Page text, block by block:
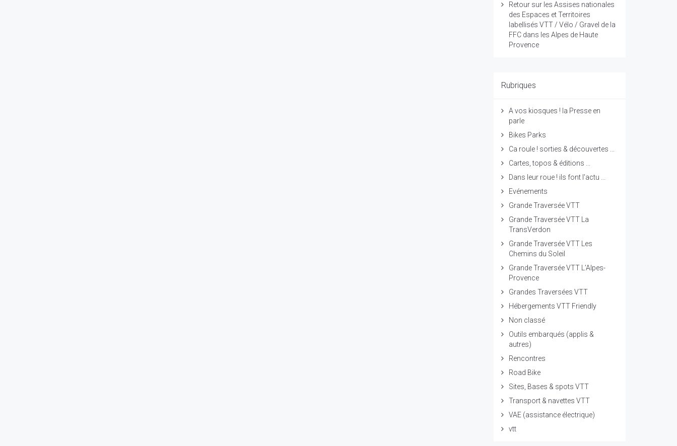
Retour sur les Assises nationales
des Espaces et Territoires
labellisés VTT / Vélo / Gravel de la
FFC dans les Alpes de Haute
Provence
Rubriques
A vos kiosques ! la Presse en
parle
Bikes Parks
Ca roule ! sorties & découvertes ...
Cartes, topos & éditions ...
Dans leur roue ! ils font l'actu ...
Evénements
Grande Traversée VTT
Grande Traversée VTT La
TransVerdon
Grande Traversée VTT Les
Chemins du Soleil
Grande Traversée VTT L’Alpes-
Provence
Grandes Traversées VTT
Hébergements VTT Friendly
Non classé
Outils embarqués (applis &
autres)
Rencontres
Road Bike
Sites, Bases & spots VTT
Transport & navettes VTT
VAE (assistance électrique)
vtt